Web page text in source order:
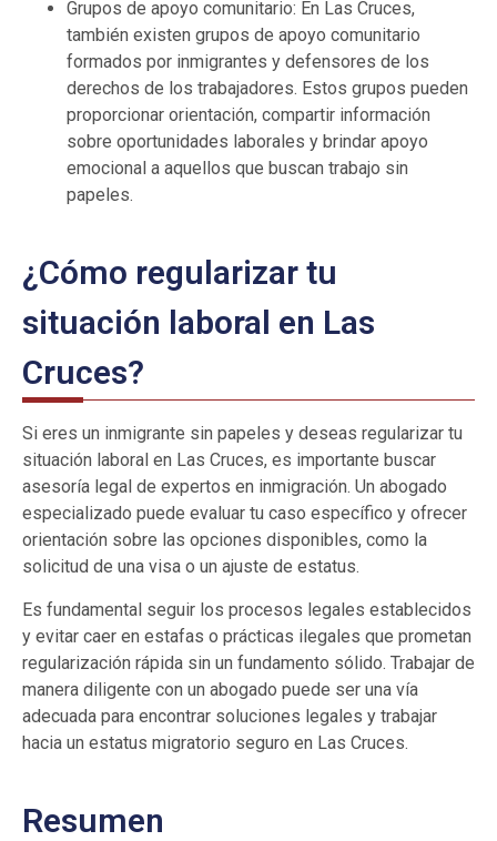
Grupos de apoyo comunitario: En Las Cruces,
también existen grupos de apoyo comunitario
formados por inmigrantes y defensores de los
derechos de los trabajadores. Estos grupos pueden
proporcionar orientación, compartir información
sobre oportunidades laborales y brindar apoyo
emocional a aquellos que buscan trabajo sin
papeles.
¿Cómo regularizar tu
situación laboral en Las
Cruces?
Si eres un inmigrante sin papeles y deseas regularizar tu
situación laboral en Las Cruces, es importante buscar
asesoría legal de expertos en inmigración. Un abogado
especializado puede evaluar tu caso específico y ofrecer
orientación sobre las opciones disponibles, como la
solicitud de una visa o un ajuste de estatus.
Es fundamental seguir los procesos legales establecidos
y evitar caer en estafas o prácticas ilegales que prometan
regularización rápida sin un fundamento sólido. Trabajar de
manera diligente con un abogado puede ser una vía
adecuada para encontrar soluciones legales y trabajar
hacia un estatus migratorio seguro en Las Cruces.
Resumen